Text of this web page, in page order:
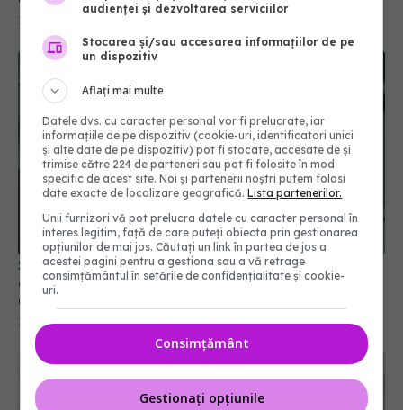
Semnul banal de la locul de muncă ce poate
anunța demența cu 15 ani înainte de diagnostic.
Ce a descoperit un studiu recent
11 iul 2026, 14:15
audienței și dezvoltarea serviciilor
Stocarea și/sau accesarea informațiilor de pe
un dispozitiv
Aflați mai multe
Datele dvs. cu caracter personal vor fi prelucrate, iar
informațiile de pe dispozitiv (cookie-uri, identificatori unici
și alte date de pe dispozitiv) pot fi stocate, accesate de și
trimise către 224 de parteneri sau pot fi folosite în mod
specific de acest site. Noi și partenerii noștri putem folosi
date exacte de localizare geografică.Lista partenerilor.
Unii furnizori vă pot prelucra datele cu caracter personal în
interes legitim, față de care puteți obiecta prin gestionarea
opțiunilor de mai jos. Căutați un link în partea de jos a
acestei pagini pentru a gestiona sau a vă retrage
consimțământul în setările de confidențialitate și cookie-
uri.
Consimțământ
Gestionați opțiunile